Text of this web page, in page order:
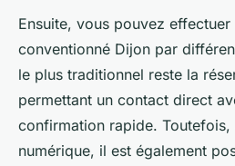
Ensuite, vous pouvez
conventionné Dijon par
le plus traditionnel reste la
permettant un contact direct
confirmation rapide. Toutefois,
numérique, il est également